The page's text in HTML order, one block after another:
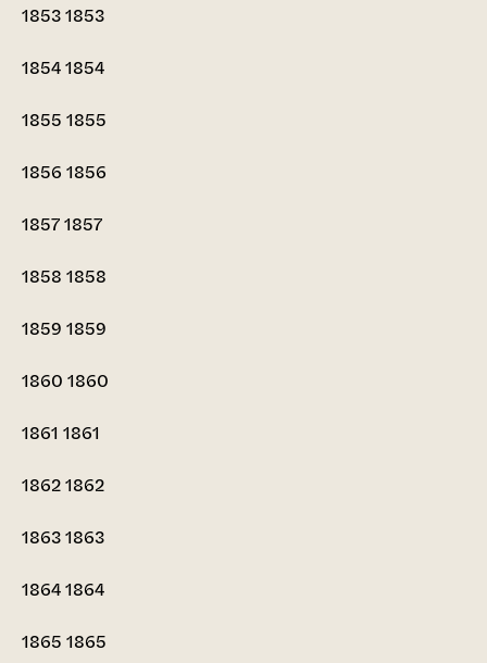
18531853
18541854
1855 1855
1856 1856
18571857
1858 1858
1859 1859
1860 1860
1861 1861
18621862
18631863
18641864
1865 1865